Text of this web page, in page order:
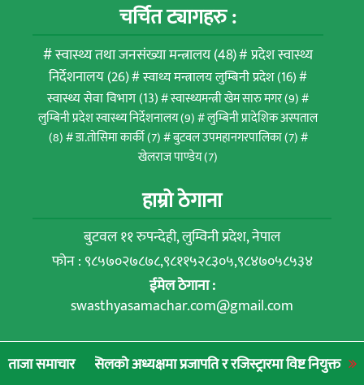
ताजा समाचार
अध्यक्षमा प्रजापति र रजिस्ट्रारमा विष्ट नियुक्त लुम्बिनी
चर्चित ट्यागहरु :
स्वास्थ्य तथा जनसंख्या मन्त्रालय(48)
प्रदेश स्वास्थ्य
निर्देशनालय(26) स्वाथ्य मन्त्रालय लुम्बिनी प्रदेश(16)
स्वास्थ्य सेवा विभाग(13) स्वास्थ्यमन्त्री खेम सारु मगर(9)
लुम्बिनी प्रदेश स्वास्थ्य निर्देशनालय(9)
लुम्बिनी प्रादेशिक अस्पताल
(8)
डा.तोसिमा कार्की(7) बुटवल उपमहानगरपालिका(7)
खेलराज पाण्डेय(7)
हाम्रो ठेगाना
बुटवल ११ रुपन्देही, लुम्विनी प्रदेश, नेपाल
फोन : ९८५७०२७८७८,९८११५२८३०५,९८४७०५८५३४
ईमेल ठेगाना :
swasthyasamachar.com@gmail.com
© Rupandehi Media Network Pvt. Ltd. | All rights